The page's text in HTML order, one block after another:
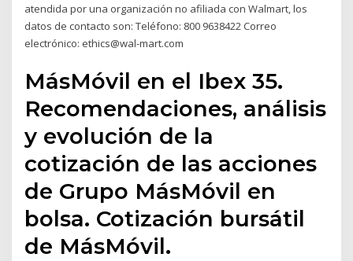
atendida por una organización no afiliada con Walmart, los
datos de contacto son: Teléfono: 800 9638422 Correo
electrónico: ethics@wal-mart.com
MásMóvil en el Ibex 35.
Recomendaciones, análisis
y evolución de la
cotización de las acciones
de Grupo MásMóvil en
bolsa. Cotización bursátil
de MásMóvil.